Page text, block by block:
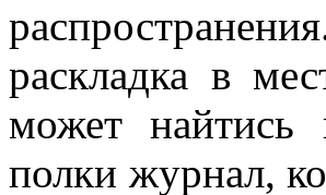
раскладка в
может найтись
полки журнал,